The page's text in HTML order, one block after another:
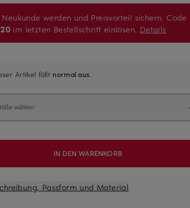
werden und Preisvorteil sichern. Code
im letzten Bestellschritt einlösen. Details
Artikel fällt normal aus.
wählen
IN DEN WARENKORB
Passform und Material